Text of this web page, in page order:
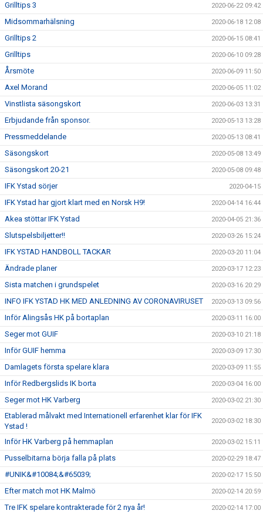
Grilltips 3 2020-06-22 09:42
Midsommarhälsning 2020-06-18 12:08
Grilltips 2 2020-06-15 08:41
Grilltips 2020-06-10 09:28
Årsmöte 2020-06-09 11:50
Axel Morand 2020-06-05 11:02
Vinstlista säsongskort 2020-06-03 13:31
Erbjudande från sponsor. 2020-05-13 13:28
Pressmeddelande 2020-05-13 08:41
Säsongskort 2020-05-08 13:49
Säsongskort 20-21 2020-05-08 09:48
IFK Ystad sörjer 2020-04-15
IFK Ystad har gjort klart med en Norsk H9! 2020-04-14 16:44
Akea stöttar IFK Ystad 2020-04-05 21:36
Slutspelsbiljetter!! 2020-03-26 15:24
IFK YSTAD HANDBOLL TACKAR 2020-03-20 11:04
Ändrade planer 2020-03-17 12:23
Sista matchen i grundspelet 2020-03-16 20:29
INFO IFK YSTAD HK MED ANLEDNING AV CORONAVIRUSET 2020-03-13 09:56
Inför Alingsås HK på bortaplan 2020-03-11 16:00
Seger mot GUIF 2020-03-10 21:18
Inför GUIF hemma 2020-03-09 17:30
Damlagets första spelare klara 2020-03-09 11:55
Inför Redbergslids IK borta 2020-03-04 16:00
Seger mot HK Varberg 2020-03-02 21:30
Etablerad målvakt med Internationell erfarenhet klar för IFK
Ystad !
2020-03-02 18:30
Inför HK Varberg på hemmaplan 2020-03-02 15:11
Pusselbitarna börja falla på plats 2020-02-29 18:47
#UNIK&#10084;&#65039; 2020-02-17 15:50
Efter match mot HK Malmö 2020-02-14 20:59
Tre IFK spelare kontrakterade för 2 nya år! 2020-02-14 17:00